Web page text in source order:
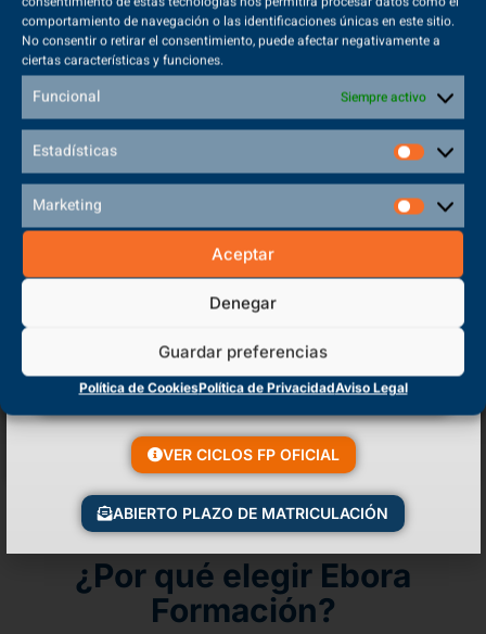
comportamiento de navegación o las identificaciones únicas en este sitio.
No consentir o retirar el consentimiento, puede afectar negativamente a
ciertas características y funciones.
Funcional Siempre activo
Estadísticas
Marketing
Aceptar
Denegar
Guardar preferencias
Política de CookiesPolítica de PrivacidadAviso Legal
¿Por qué elegir Ebora
Formación?
VER CICLOS FP OFICIAL
ABIERTO PLAZO DE MATRICULACIÓN